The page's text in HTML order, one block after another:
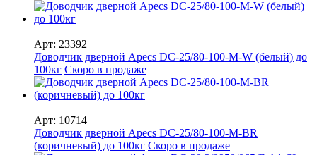
Арт: 23392
Доводчик дверной Apecs DC-25/80-100-M-W (белый) до
100кг Скоро в продаже
Арт: 10714
Доводчик дверной Apecs DC-25/80-100-M-BR
(коричневый) до 100кг Скоро в продаже